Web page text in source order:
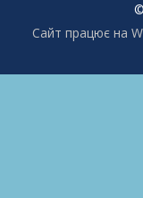
Сайт працює на